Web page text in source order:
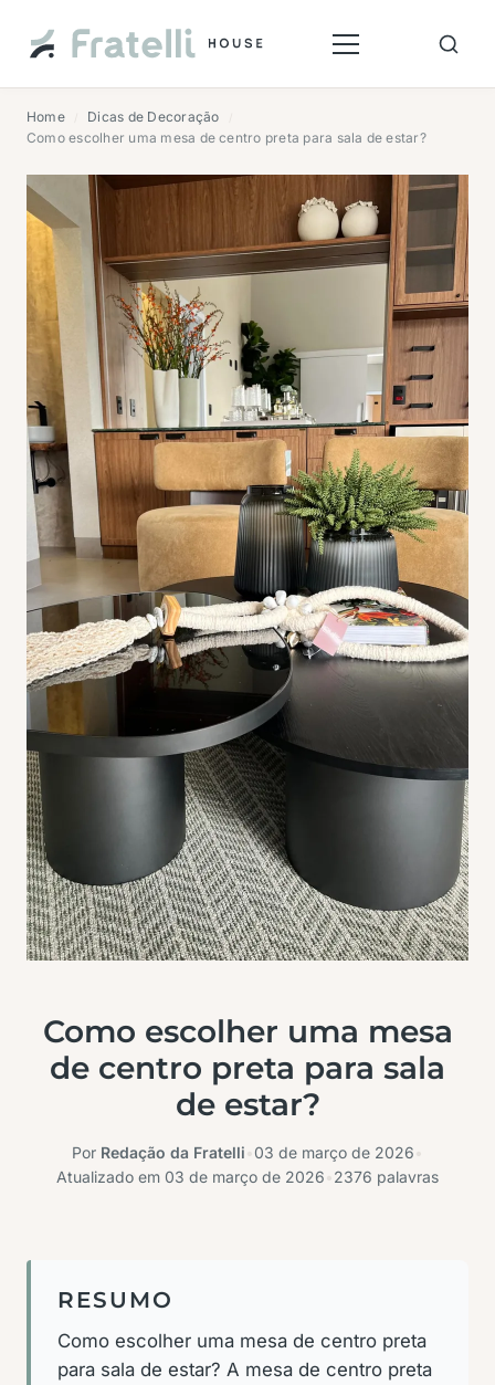
Home Dicas de Decoração
Como escolher uma mesa de centro preta para sala de estar?
Como escolher uma mesa
de centro preta para sala
de estar?
Por Redação da Fratelli 03 de março de 2026
Atualizado em 03 de março de 2026 2376 palavras
RESUMO
Como escolher uma mesa de centro preta
para sala de estar? A mesa de centro preta